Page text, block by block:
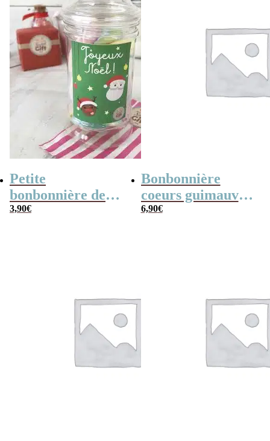
Petite
bonbonnière de
Noël – 20 Bonbons
3,90€
Bonbonnière
coeurs guimauve
x15 “Merci pour
6,90€